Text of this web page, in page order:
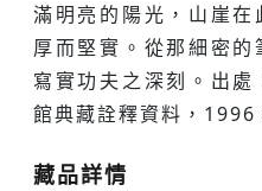
滿明亮的陽光，山崖
厚而堅實。從那細密
寫實功夫之深刻。出
館典藏詮釋資料，1996
藏品詳情